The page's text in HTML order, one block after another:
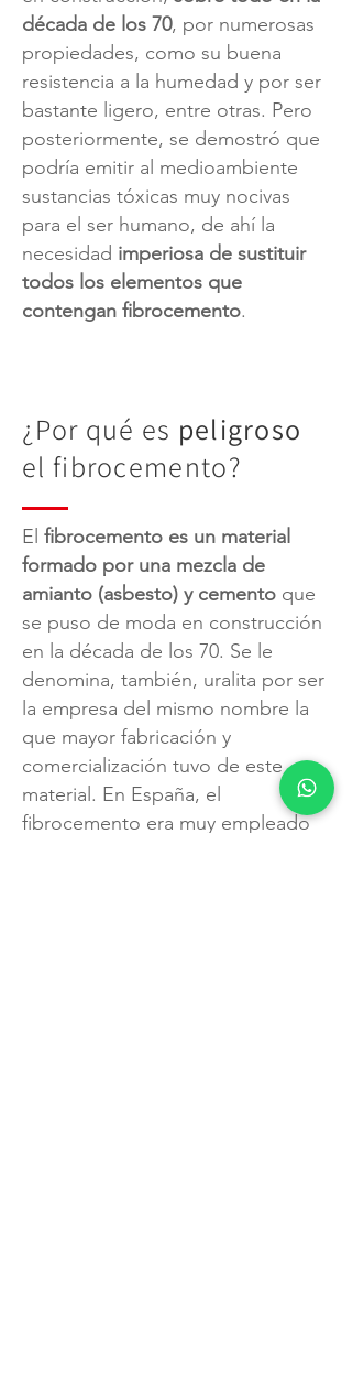
década de los 70, por numerosas
propiedades, como su buena
resistencia a la humedad y por ser
bastante ligero, entre otras. Pero
posteriormente, se demostró que
podría emitir al medioambiente
sustancias tóxicas muy nocivas
para el ser humano, de ahí la
necesidad imperiosa de sustituir
todos los elementos que
contengan fibrocemento.
¿Por qué es peligroso
el fibrocemento?
El fibrocemento es un material
formado por una mezcla de
amianto (asbesto) y cemento que
se puso de moda en construcción
en la década de los 70. Se le
denomina, también, uralita por ser
la empresa del mismo nombre la
que mayor fabricación y
comercialización tuvo de este
material. En España, el
fibrocemento era muy empleado